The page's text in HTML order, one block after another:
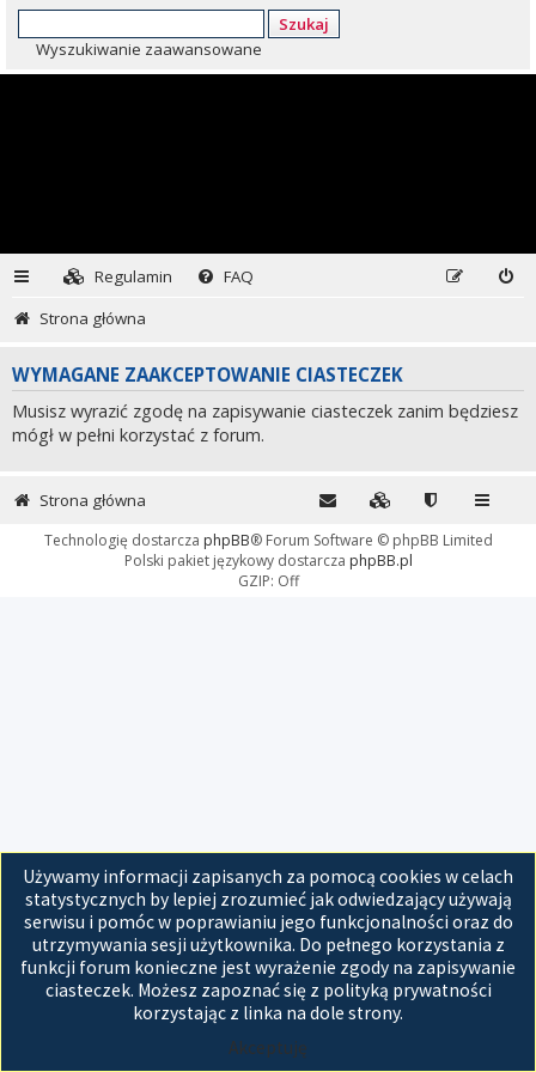
Szukaj
Wyszukiwanie zaawansowane
Regulamin
FAQ
Strona główna
WYMAGANE ZAAKCEPTOWANIE CIASTECZEK
Musisz wyrazić zgodę na zapisywanie ciasteczek zanim będziesz
mógł w pełni korzystać z forum.
Używamy informacji zapisanych za pomocą cookies w celach
statystycznych by lepiej zrozumieć jak odwiedzający używają
serwisu i pomóc w poprawianiu jego funkcjonalności oraz do
utrzymywania sesji użytkownika. Do pełnego korzystania z
funkcji forum konieczne jest wyrażenie zgody na zapisywanie
ciasteczek. Możesz zapoznać się z polityką prywatności
korzystając z linka na dole strony.
Akceptuję
Strona główna
Technologię dostarcza phpBB® Forum Software © phpBB Limited
Polski pakiet językowy dostarcza phpBB.pl
GZIP: Off